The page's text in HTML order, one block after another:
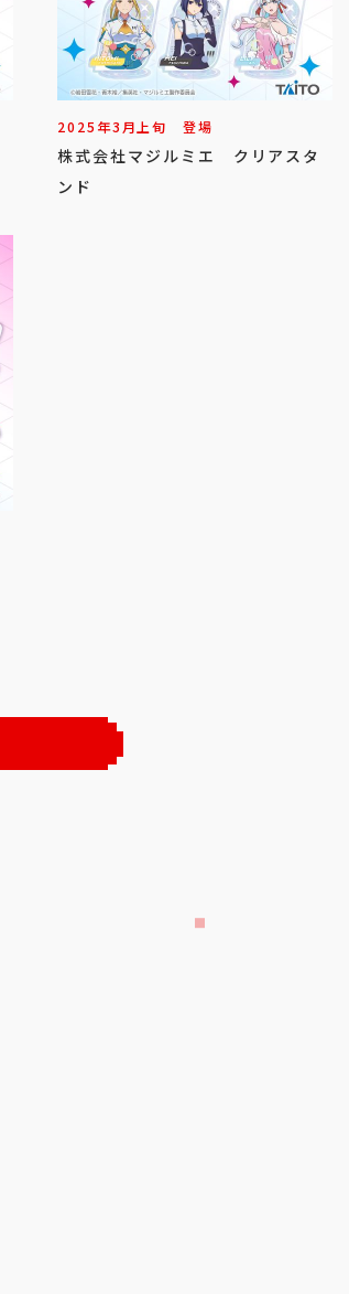
2025年3月上旬 登場
株式会社マジルミエ クリアスタ
ンド